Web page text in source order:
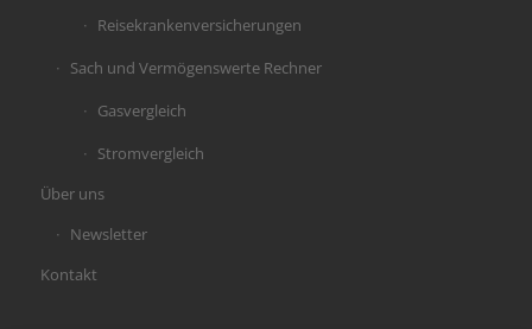
Reisekrankenversicherungen
Sach und Vermögenswerte Rechner
Gasvergleich
Stromvergleich
Über uns
Newsletter
Kontakt